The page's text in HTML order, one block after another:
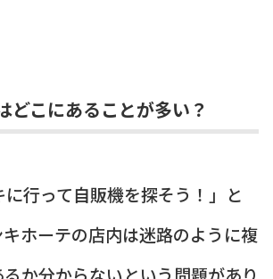
どこにあることが多い？
に行って自販機を探そう！」と
ホーテの店内は迷路のように複
か分からないという問題があり